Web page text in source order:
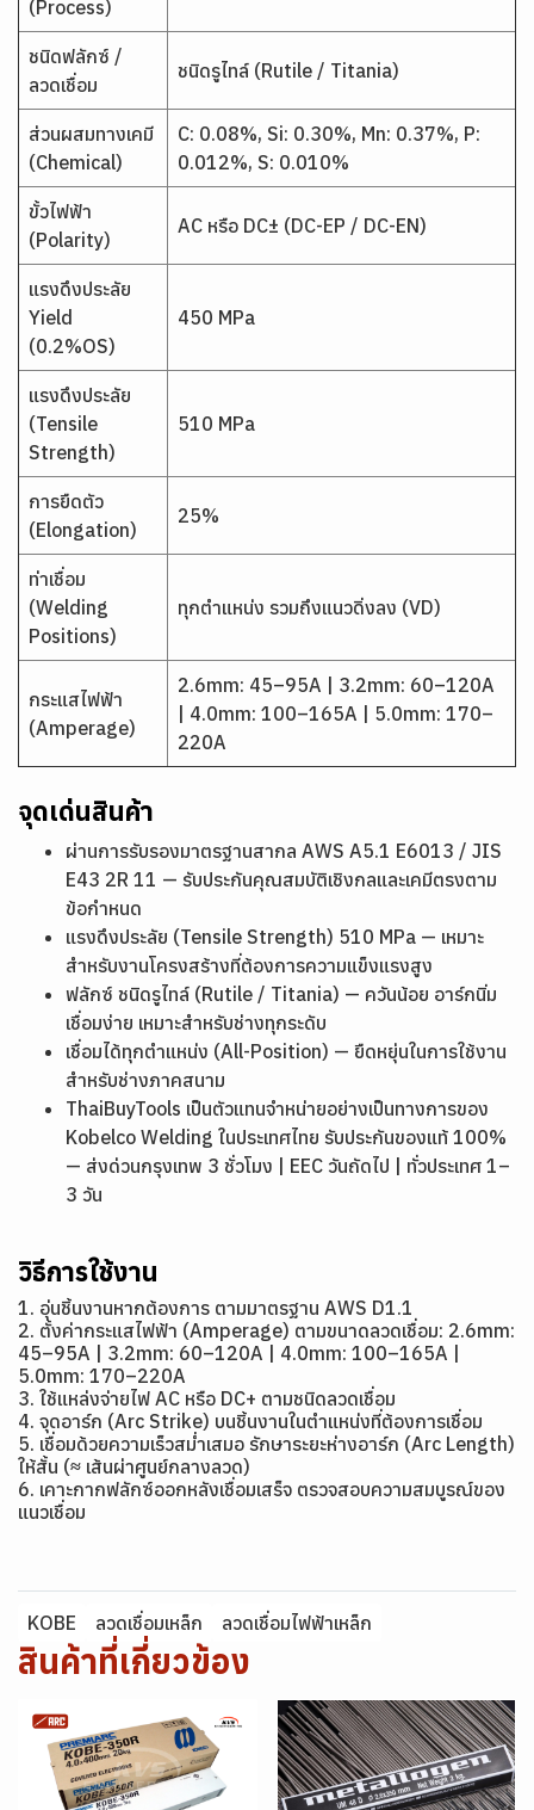
(Process)
ชนิดฟลักซ์ /
ลวดเชื่อม
ชนิดรูไทล์ (Rutile / Titania)
ส่วนผสมทางเคมี
(Chemical)
C: 0.08%, Si: 0.30%, Mn: 0.37%, P:
0.012%, S: 0.010%
ขั้วไฟฟ้า
(Polarity)
AC หรือ DC± (DC-EP / DC-EN)
แรงดึงประลัย
Yield
(0.2%OS)
450 MPa
แรงดึงประลัย
(Tensile
Strength)
510 MPa
การยืดตัว
(Elongation)
25%
ท่าเชื่อม
(Welding
Positions)
ทุกตำแหน่ง รวมถึงแนวดิ่งลง (VD)
กระแสไฟฟ้า
(Amperage)
2.6mm: 45–95A | 3.2mm: 60–120A
| 4.0mm: 100–165A | 5.0mm: 170–
220A
จุดเด่นสินค้า
ผ่านการรับรองมาตรฐานสากล AWS A5.1 E6013 / JIS
E43 2R 11 — รับประกันคุณสมบัติเชิงกลและเคมีตรงตาม
ข้อกำหนด
แรงดึงประลัย (Tensile Strength) 510 MPa — เหมาะ
สำหรับงานโครงสร้างที่ต้องการความแข็งแรงสูง
ฟลักซ์ ชนิดรูไทล์ (Rutile / Titania) — ควันน้อย อาร์กนิ่ม
เชื่อมง่าย เหมาะสำหรับช่างทุกระดับ
เชื่อมได้ทุกตำแหน่ง (All-Position) — ยืดหยุ่นในการใช้งาน
สำหรับช่างภาคสนาม
ThaiBuyTools เป็นตัวแทนจำหน่ายอย่างเป็นทางการของ
Kobelco Welding ในประเทศไทย รับประกันของแท้ 100%
— ส่งด่วนกรุงเทพ 3 ชั่วโมง | EEC วันถัดไป | ทั่วประเทศ 1–
3 วัน
วิธีการใช้งาน
1. อุ่นชิ้นงานหากต้องการ ตามมาตรฐาน AWS D1.1
2. ตั้งค่ากระแสไฟฟ้า (Amperage) ตามขนาดลวดเชื่อม: 2.6mm:
45–95A | 3.2mm: 60–120A | 4.0mm: 100–165A |
5.0mm: 170–220A
3. ใช้แหล่งจ่ายไฟ AC หรือ DC+ ตามชนิดลวดเชื่อม
4. จุดอาร์ก (Arc Strike) บนชิ้นงานในตำแหน่งที่ต้องการเชื่อม
5. เชื่อมด้วยความเร็วสม่ำเสมอ รักษาระยะห่างอาร์ก (Arc Length)
ให้สั้น (≈ เส้นผ่าศูนย์กลางลวด)
6. เคาะกากฟลักซ์ออกหลังเชื่อมเสร็จ ตรวจสอบความสมบูรณ์ของ
แนวเชื่อม
KOBE ลวดเชื่อมเหล็ก ลวดเชื่อมไฟฟ้าเหล็ก
สินค้าที่เกี่ยวข้อง